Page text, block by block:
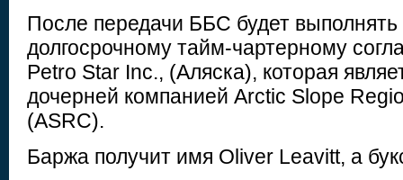
После передачи ББС будет выполнять
долгосрочному тайм-чартерному
Petro Star Inc., (Аляска), которая
дочерней компанией Arctic Slope
(ASRC).
Баржа получит имя Oliver Leavitt, a